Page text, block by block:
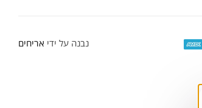
נבנה על ידי אריחים